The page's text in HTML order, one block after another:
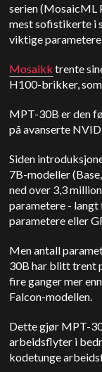
serien (MosaicML
mest sofistikerte i
viktige
Mosaikk trente
H100-brikker,
MPT-30B er den
på avanserte
Siden
7B-modeller
ned over 3,3
parametere -
parametere eller
Men antall
30B har blitt trent
fire ganger mer
Falcon-modellen.
Dette gjør MPT-
arbeidsflyter i
kodetunge